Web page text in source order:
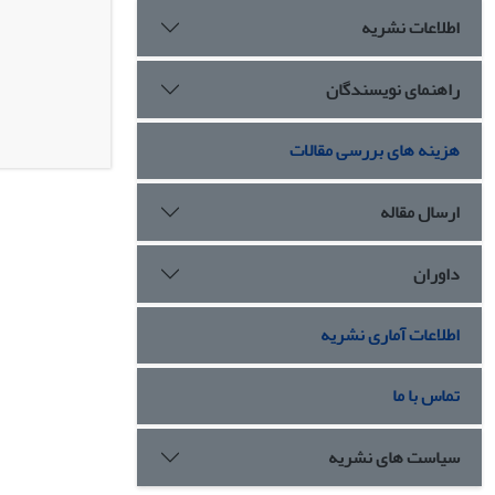
اطلاعات نشریه
راهنمای نویسندگان
هزینه های بررسی مقالات
ارسال مقاله
داوران
اطلاعات آماری نشریه
تماس با ما
سیاست های نشریه